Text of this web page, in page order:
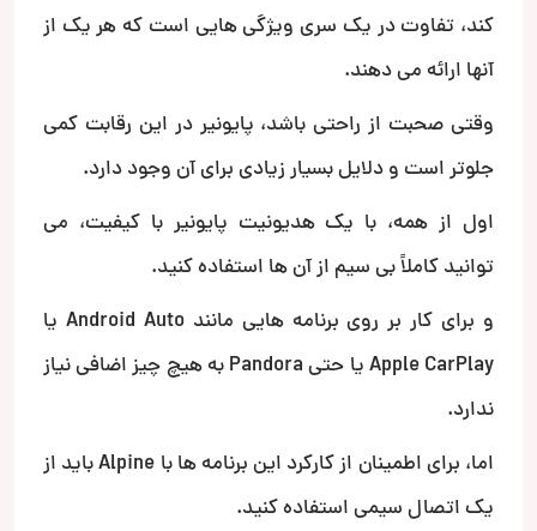
کند، تفاوت در یک سری ویژگی هایی است که هر یک از
آنها ارائه می دهند.
وقتی صحبت از راحتی باشد، پایونیر در این رقابت کمی
جلوتر است و دلایل بسیار زیادی برای آن وجود دارد.
اول از همه، با یک هدیونیت پایونیر با کیفیت، می
توانید کاملاً بی سیم از آن ها استفاده کنید.
و برای کار بر روی برنامه هایی مانند Android Auto یا
Apple CarPlay یا حتی Pandora به هیچ چیز اضافی نیاز
ندارد.
اما، برای اطمینان از کارکرد این برنامه ها با Alpine باید از
یک اتصال سیمی استفاده کنید.